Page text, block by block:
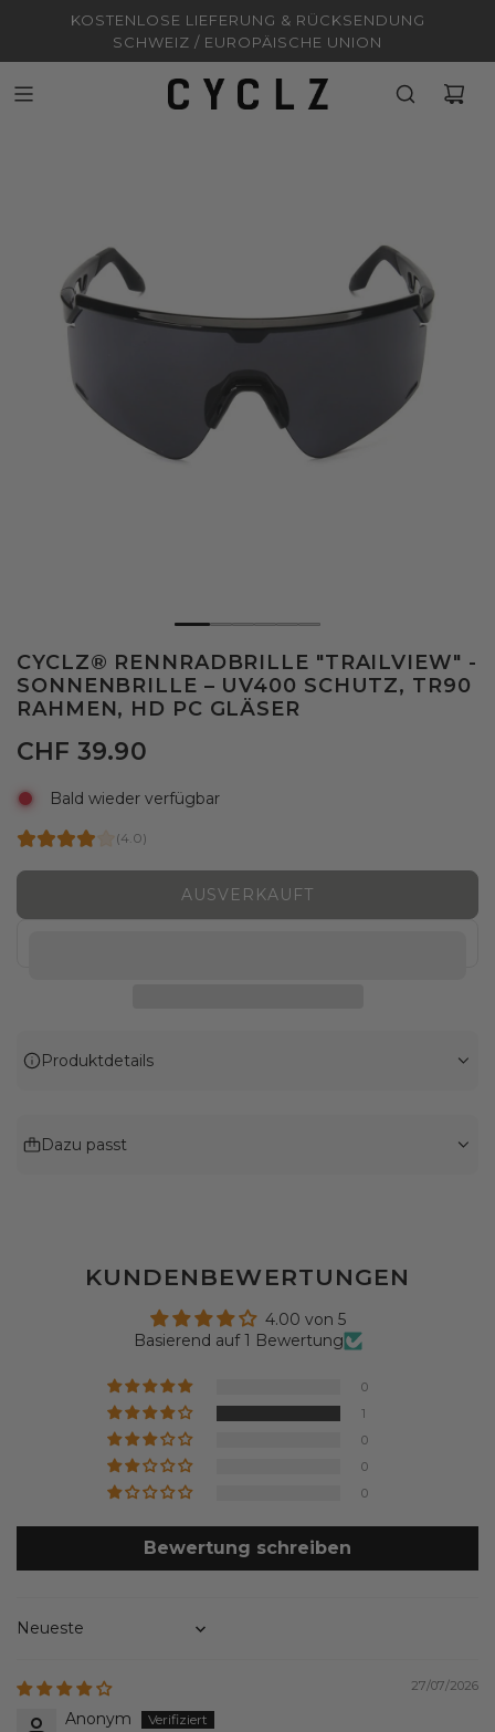
KOSTENLOSE LIEFERUNG & RÜCKSENDUNG
SCHWEIZ / EUROPÄISCHE UNION
CYCLZ® RENNRADBRILLE "TRAILVIEW" -
SONNENBRILLE – UV400 SCHUTZ, TR90
RAHMEN, HD PC GLÄSER
CHF 39.90
Bald wieder verfügbar
(4.0)
AUSVERKAUFT
L
Produktdetails
Dazu passt
KUNDENBEWERTUNGEN
4.00 von 5
Basierend auf 1 Bewertung
0
1
0
0
0
Bewertung schreiben
Sort by
27/07/2026
Anonym